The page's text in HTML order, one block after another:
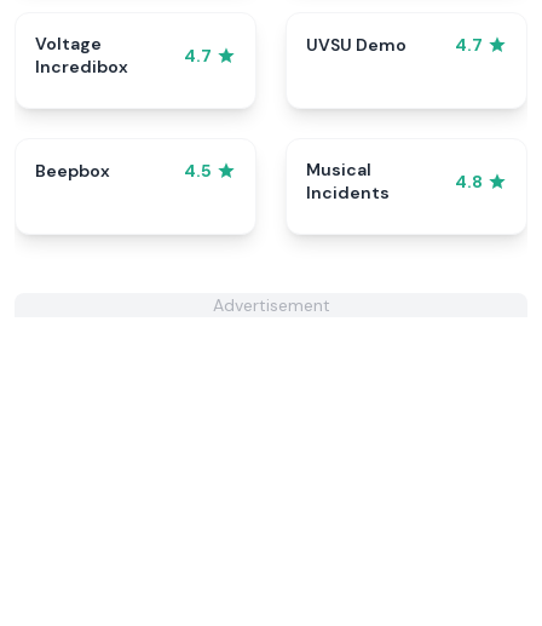
Voltage
Incredibox
4.7
UVSU Demo 4.7
Beepbox 4.5
Musical
Incidents
4.8
Advertisement